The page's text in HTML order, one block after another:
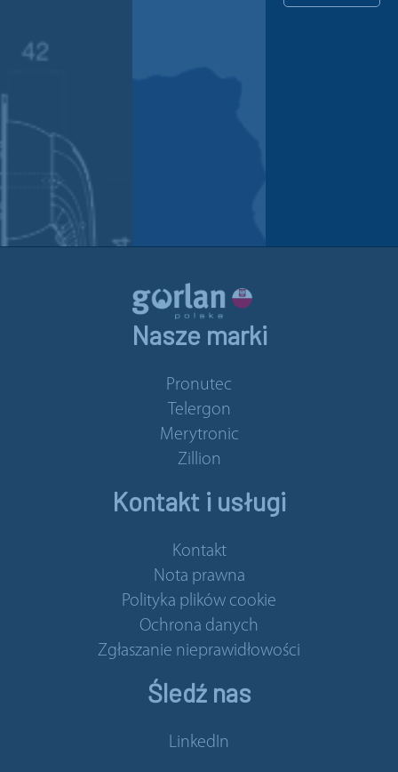
Nasze marki
Pronutec
Telergon
Merytronic
Zillion
Kontakt i usługi
Kontakt
Nota prawna
Polityka plików cookie
Ochrona danych
Zgłaszanie nieprawidłowości
Śledź nas
LinkedIn